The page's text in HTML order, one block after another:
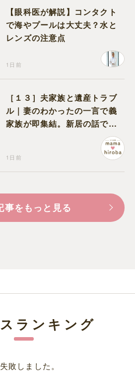
【眼科医が解説】コンタクト
で海やプールは大丈夫？水と
レンズの注意点
1日前
［１３］夫家族と遺産トラブ
ル｜妻のわかったの一言で義
家族が即集結。新居の話で盛
り上がる義家族を置いて実家
1日前
事をもっと見る
ランキング
敗しました。